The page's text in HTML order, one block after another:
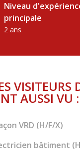
Niveau
principale
2 ans
VISITEURS
AUSSI VU :
VRD (H/F/X)
bâtiment